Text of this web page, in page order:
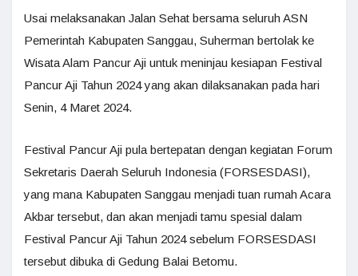
Usai melaksanakan Jalan Sehat bersama seluruh ASN
Pemerintah Kabupaten Sanggau, Suherman bertolak ke
Wisata Alam Pancur Aji untuk meninjau kesiapan Festival
Pancur Aji Tahun 2024 yang akan dilaksanakan pada hari
Senin, 4 Maret 2024.
Festival Pancur Aji pula bertepatan dengan kegiatan Forum
Sekretaris Daerah Seluruh Indonesia (FORSESDASI),
yang mana Kabupaten Sanggau menjadi tuan rumah Acara
Akbar tersebut, dan akan menjadi tamu spesial dalam
Festival Pancur Aji Tahun 2024 sebelum FORSESDASI
tersebut dibuka di Gedung Balai Betomu.